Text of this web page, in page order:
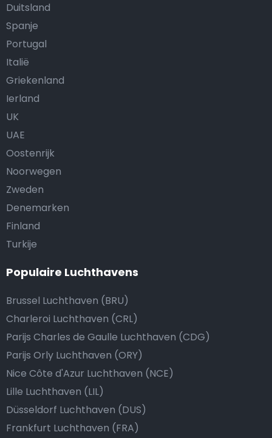
Duitsland
Spanje
Portugal
Italië
Griekenland
Ierland
UK
UAE
Oostenrijk
Noorwegen
Zweden
Denemarken
Finland
Turkije
Populaire Luchthavens
Brussel Luchthaven (BRU)
Charleroi Luchthaven (CRL)
Parijs Charles de Gaulle Luchthaven (CDG)
Parijs Orly Luchthaven (ORY)
Nice Côte d'Azur Luchthaven (NCE)
Lille Luchthaven (LIL)
Düsseldorf Luchthaven (DUS)
Frankfurt Luchthaven (FRA)